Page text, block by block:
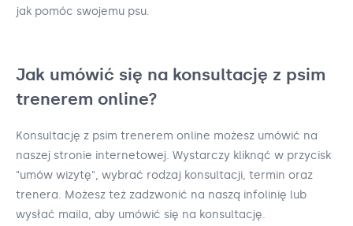
jak pomóc swojemu psu.
Jak umówić się na konsultację z psim
trenerem online?
Konsultację z psim trenerem online możesz umówić na
naszej stronie internetowej. Wystarczy kliknąć w przycisk
"umów wizytę", wybrać rodzaj konsultacji, termin oraz
trenera. Możesz też zadzwonić na naszą infolinię lub
wysłać maila, aby umówić się na konsultację.